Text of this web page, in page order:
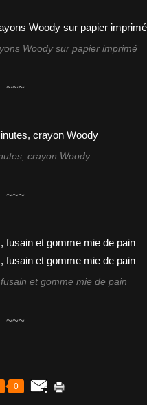
Woody sur papier imprimé
~~~
crayon Woody
~~~
et gomme mie de pain
~~~
0